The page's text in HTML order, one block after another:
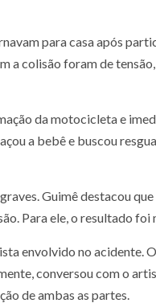
para casa após
a colisão foram de
da motocicleta e
a bebê e buscou
Guimê destacou
Para ele, o resultado
envolvido no acidente.
conversou com o
de ambas as partes.